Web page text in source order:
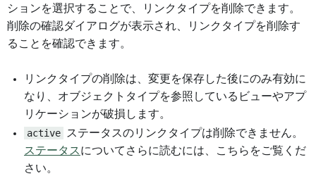
ションを選択することで、リンクタイプを削除できます。
削除の確認ダイアログが表示され、リンクタイプを削除す
ることを確認できます。
リンクタイプの削除は、変更を保存した後にのみ有効に
なり、オブジェクトタイプを参照しているビューやアプ
リケーションが破損します。
active
ステータスのリンクタイプは削除できません。
ステータスについてさらに読むには、こちらをご覧くだ
さい。